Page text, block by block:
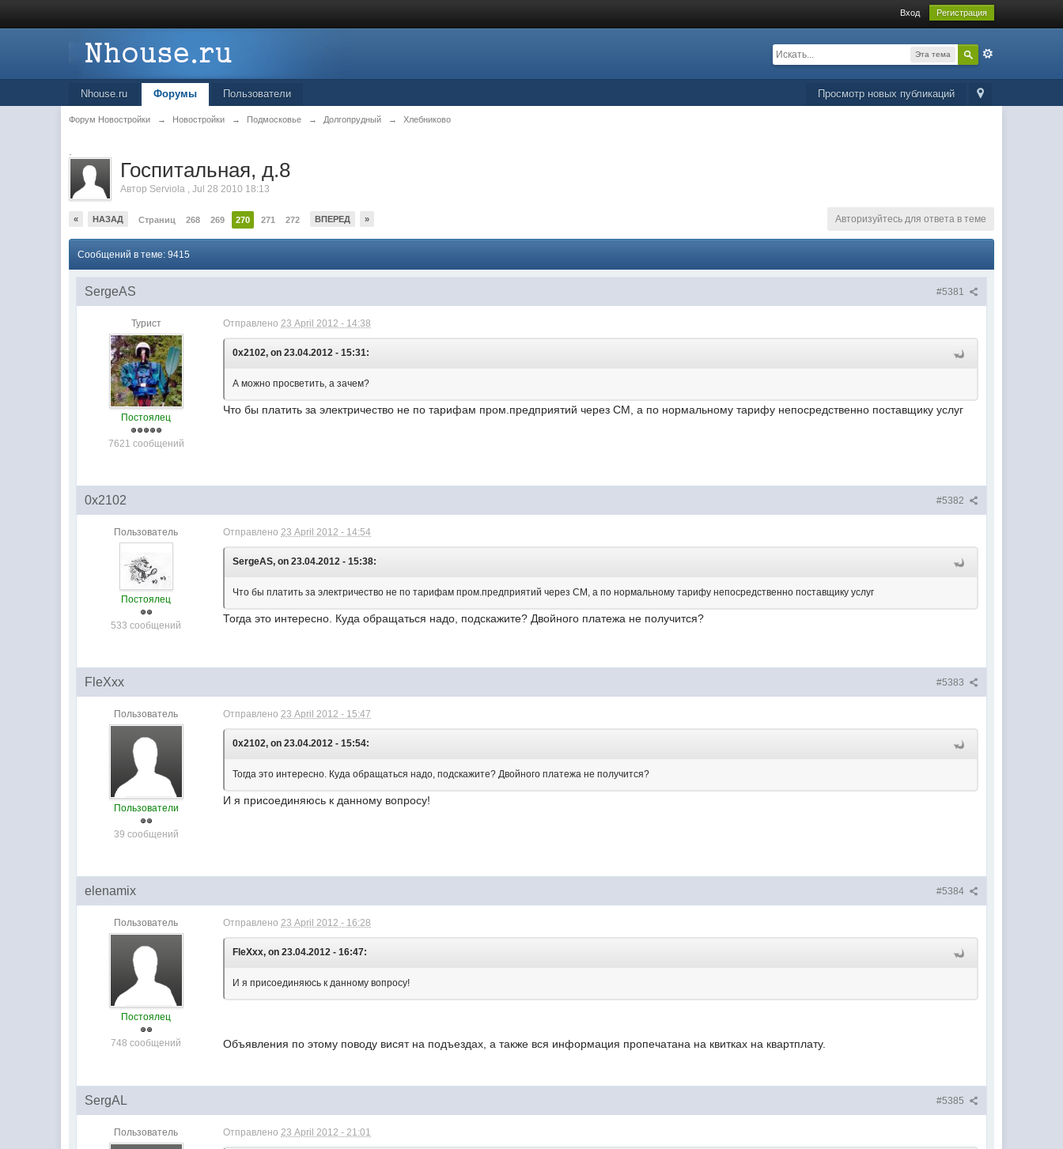
Вход Регистрация
Эта тема
Просмотр новых публикаций
Nhouse.ru Форумы Пользователи
Форум Новостройки → Новостройки → Подмосковье → Долгопрудный → Хлебниково
.
Госпитальная, д.8
Автор Serviola ,Jul 28 2010 18:13
« НАЗАД Страниц 268 269 270 271 272 ВПЕРЕД » Авторизуйтесь для ответа в теме
Сообщений в теме: 9415
#5381
SergeAS
Турист
Постоялец
7621 сообщений
Отправлено23 April 2012 - 14:38
0x2102, on 23.04.2012 - 15:31:
А можно просветить, а зачем?
Что бы платить за электричество не по тарифам пром.предприятий через СМ, а по нормальному тарифу непосредственно поставщику услуг
#5382
0x2102
Пользователь
Постоялец
533 сообщений
Отправлено23 April 2012 - 14:54
SergeAS, on 23.04.2012 - 15:38:
Что бы платить за электричество не по тарифам пром.предприятий через СМ, а по нормальному тарифу непосредственно поставщику услуг
Тогда это интересно. Куда обращаться надо, подскажите? Двойного платежа не получится?
#5383
FleXxx
Пользователь
Пользователи
39 сообщений
Отправлено23 April 2012 - 15:47
0x2102, on 23.04.2012 - 15:54:
Тогда это интересно. Куда обращаться надо, подскажите? Двойного платежа не получится?
И я присоединяюсь к данному вопросу!
#5384
elenamix
Пользователь
Постоялец
748 сообщений
Отправлено23 April 2012 - 16:28
FleXxx, on 23.04.2012 - 16:47:
И я присоединяюсь к данному вопросу!
Объявления по этому поводу висят на подъездах, а также вся информация пропечатана на квитках на квартплату.
#5385
SergAL
Пользователь Отправлено23 April 2012 - 21:01